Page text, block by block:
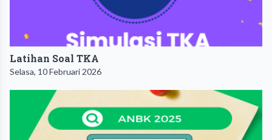
Latihan Soal TKA
Selasa, 10 Februari 2026